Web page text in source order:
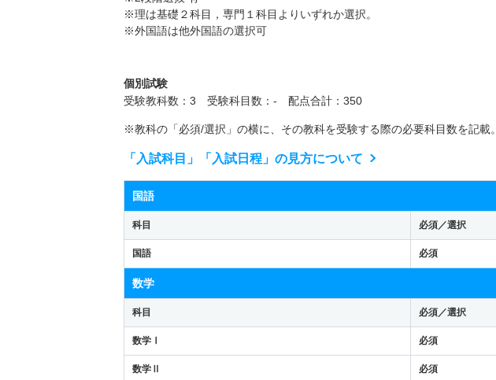
※理は基礎２科目，専門１科目よりいずれか選択。
※外国語は他外国語の選択可
個別試験
受験教科数：3 受験科目数：- 配点合計：350
※教科の「必須/選択」の横に、その教科を受験する際の必要科目数を記載。
「入試科目」「入試日程」の見方について
国語
科目 必須／選択
国語 必須
数学
科目 必須／選択
数学Ⅰ 必須
数学Ⅱ 必須